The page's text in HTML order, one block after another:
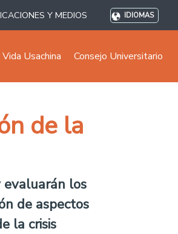
Y MEDIOS IDIOMAS
Vida Usachina Consejo Universitario
de la
evaluarán los
de aspectos
la crisis